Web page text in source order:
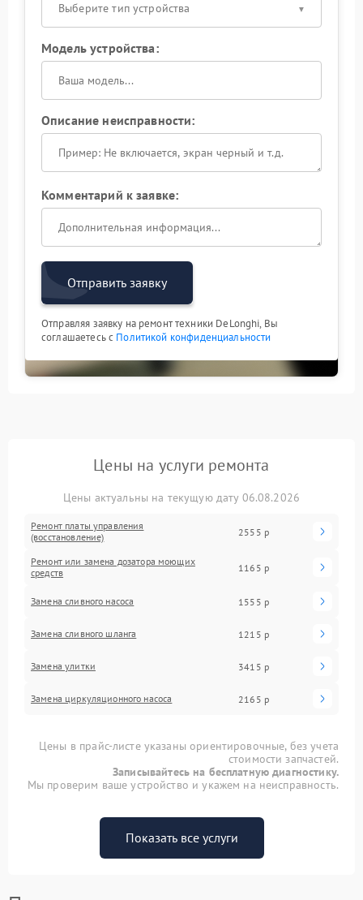
Выберите тип устройства
Модель устройства:
Описание неисправности:
Комментарий к заявке:
Отправить заявку
Отправляя заявку на ремонт техники DeLonghi, Вы
соглашаетесь с Политикой конфиденциальности
Цены на услуги ремонта
Цены актуальны на текущую дату 06.08.2026
Ремонт платы управления
(восстановление)
2555 р
Ремонт или замена дозатора моющих
средств
1165 р
Замена сливного насоса 1555 р
Замена сливного шланга 1215 р
Замена улитки 3415 р
Замена циркуляционного насоса 2165 р
Цены в прайс-листе указаны ориентировочные, без учета
стоимости запчастей.
Записывайтесь на бесплатную диагностику.
Мы проверим ваше устройство и укажем на неисправность.
Показать все услуги